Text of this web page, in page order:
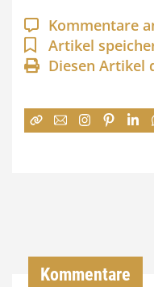
Kommentare
Artikel
Diesen Artikel
Kommentare